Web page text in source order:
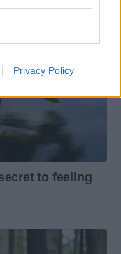
Privacy Policy